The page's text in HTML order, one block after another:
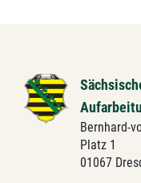
Bernhard-
Platz 1
01067